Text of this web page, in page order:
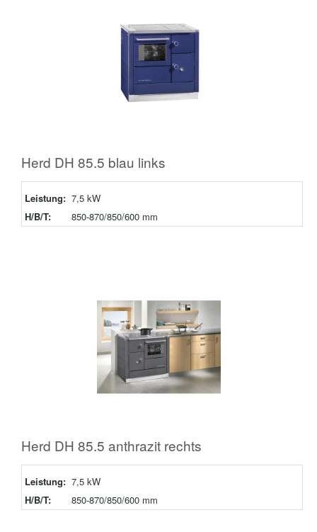
Herd DH 85.5 blau links
Leistung: 7,5 kW
H/B/T:
850-870/850/600 mm
Herd DH 85.5 anthrazit rechts
Leistung: 7,5 kW
H/B/T:
850-870/850/600 mm